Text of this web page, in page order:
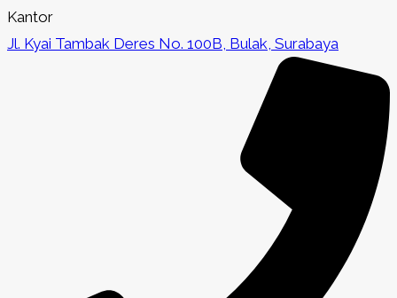
Kantor
Jl. Kyai Tambak Deres No. 100B, Bulak, Surabaya